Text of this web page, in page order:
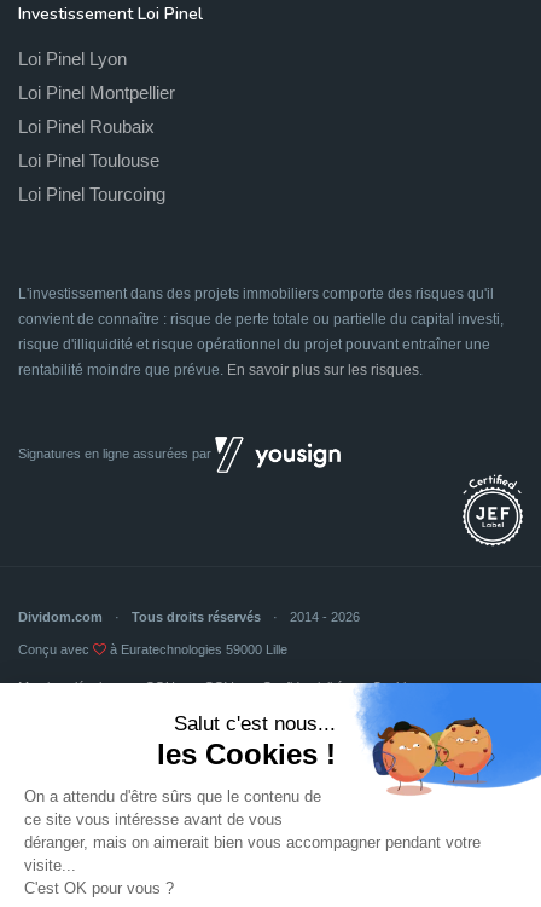
Investissement Loi Pinel
Loi Pinel Lyon
Loi Pinel Montpellier
Loi Pinel Roubaix
Loi Pinel Toulouse
Loi Pinel Tourcoing
L'investissement dans des projets immobiliers comporte des risques qu'il
convient de connaître : risque de perte totale ou partielle du capital investi,
risque d'illiquidité et risque opérationnel du projet pouvant entraîner une
rentabilité moindre que prévue. En savoir plus sur les risques
Signatures en ligne assurées par
Dividom.com Tous droits réservés 2014 - 2026
Conçu avec à Euratechnologies 59000 Lille
Mentions légales CGU CGV Confidentialité Cookies
Mettre à jour les préférences des cookies